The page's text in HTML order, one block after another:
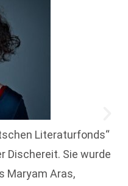
Literaturfonds“
Dischereit. Sie wurde
Maryam Aras,